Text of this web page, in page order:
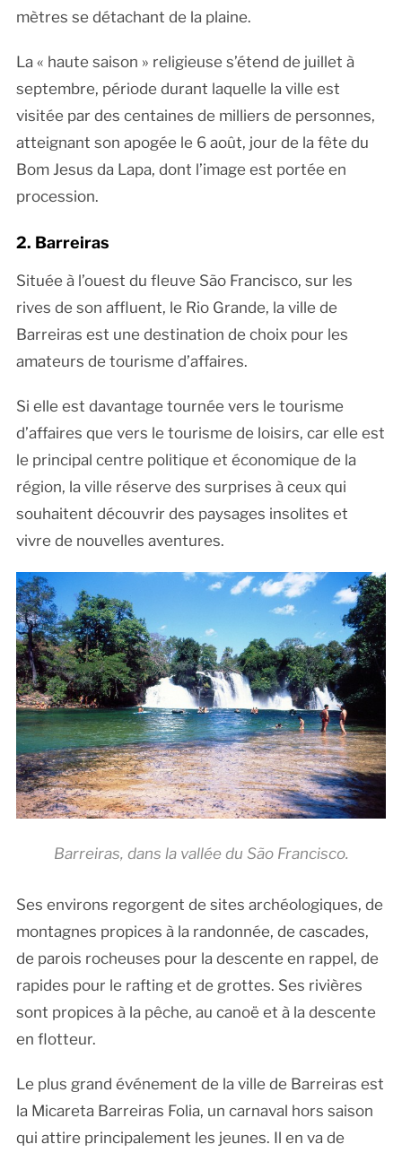
mètres se détachant de la plaine.
La « haute saison » religieuse s’étend de juillet à
septembre, période durant laquelle la ville est
visitée par des centaines de milliers de personnes,
atteignant son apogée le 6 août, jour de la fête du
Bom Jesus da Lapa, dont l’image est portée en
procession.
2. Barreiras
Située à l’ouest du fleuve São Francisco, sur les
rives de son affluent, le Rio Grande, la ville de
Barreiras est une destination de choix pour les
amateurs de tourisme d’affaires.
Si elle est davantage tournée vers le tourisme
d’affaires que vers le tourisme de loisirs, car elle est
le principal centre politique et économique de la
région, la ville réserve des surprises à ceux qui
souhaitent découvrir des paysages insolites et
vivre de nouvelles aventures.
Barreiras, dans la vallée du São Francisco.
Ses environs regorgent de sites archéologiques, de
montagnes propices à la randonnée, de cascades,
de parois rocheuses pour la descente en rappel, de
rapides pour le rafting et de grottes. Ses rivières
sont propices à la pêche, au canoë et à la descente
en flotteur.
Le plus grand événement de la ville de Barreiras est
la Micareta Barreiras Folia, un carnaval hors saison
qui attire principalement les jeunes. Il en va de